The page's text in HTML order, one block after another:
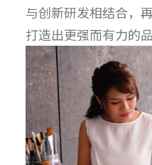
与创新研发相结合，
打造出更强而有力的